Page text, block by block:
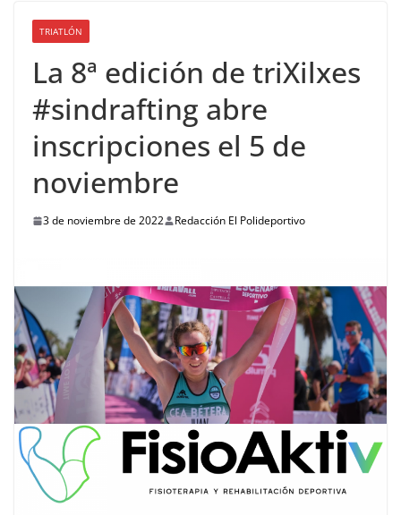
TRIATLÓN
La 8ª edición de triXilxes
#sindrafting abre
inscripciones el 5 de
noviembre
3 de noviembre de 2022 Redacción El Polideportivo